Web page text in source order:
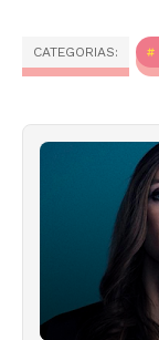
CATEGORIAS: